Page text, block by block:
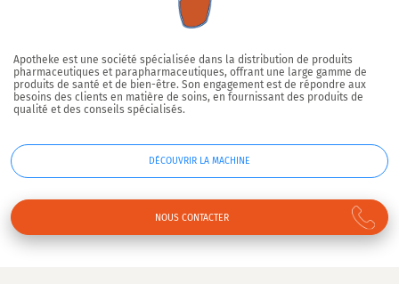
Apotheke est une société spécialisée dans la distribution de produits
pharmaceutiques et parapharmaceutiques, offrant une large gamme de
produits de santé et de bien-être. Son engagement est de répondre aux
besoins des clients en matière de soins, en fournissant des produits de
qualité et des conseils spécialisés.
DÉCOUVRIR LA MACHINE
NOUS CONTACTER